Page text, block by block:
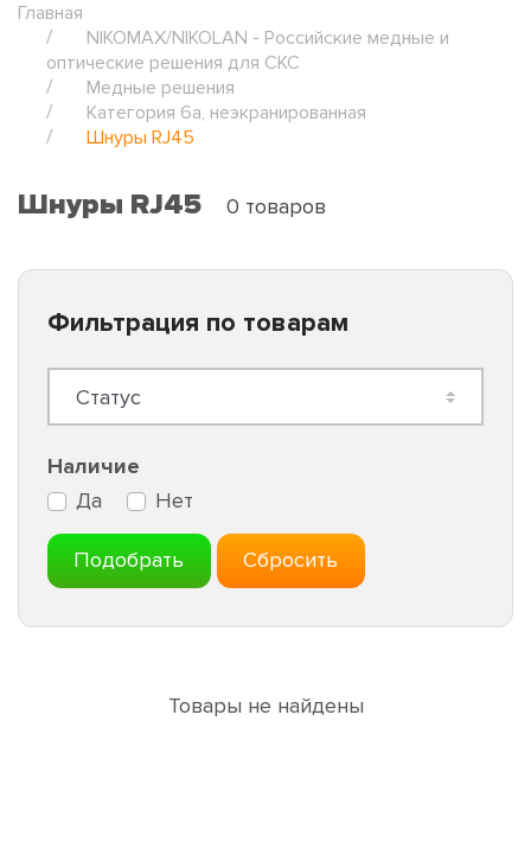
Главная
NIKOMAX/NIKOLAN - Российские медные и
оптические решения для СКС
Медные решения
Категория 6а, неэкранированная
Шнуры RJ45
Шнуры RJ45 0 товаров
Товары не найдены
Фильтрация по товарам
Наличие
Да
Нет
Подобрать Сбросить